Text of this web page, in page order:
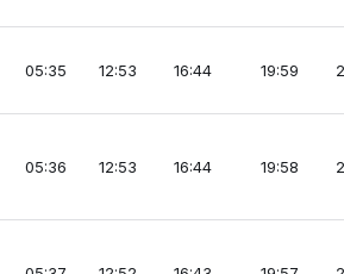
05:35 12:53 16:44 19:59
05:36 12:53 16:44 19:58